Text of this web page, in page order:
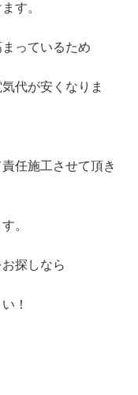
す。
っているため
代が安くなりま
任施工させて頂き
。
探しなら
！